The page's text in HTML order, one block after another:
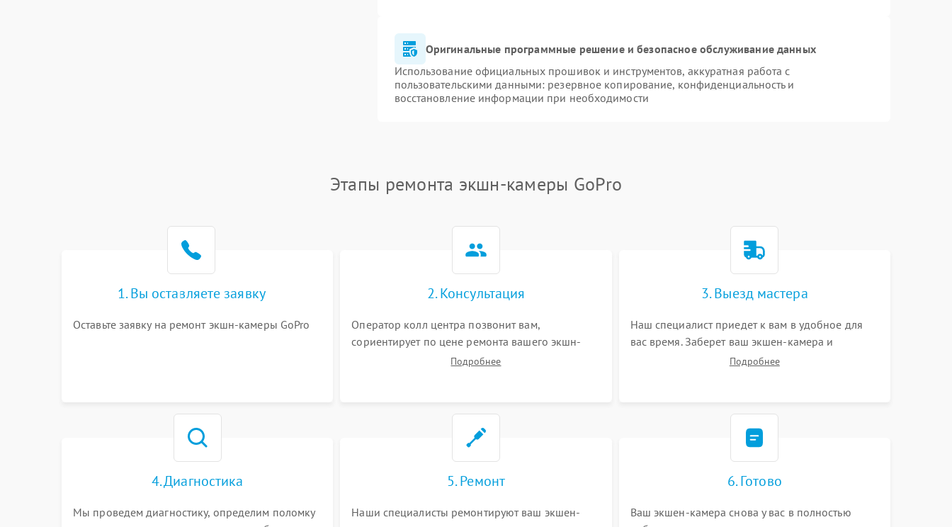
Оригинальные программные решение и безопасное обслуживание данных
Использование официальных прошивок и инструментов, аккуратная работа с
пользовательскими данными: резервное копирование, конфиденциальность и
восстановление информации при необходимости
Этапы ремонта экшн-камеры GoPro
1. Вы оставляете заявку
Оставьте заявку на ремонт экшн-камеры GoPro
2. Консультация
Оператор колл центра позвонит вам,
сориентирует по цене ремонта вашего экшн-
камеры а также ответит на все ваши вопросы.
Подробнее
3. Выезд мастера
Наш специалист приедет к вам в удобное для
вас время. Заберет ваш экшен-камера и
привезет на склад для диагностики.
Подробнее
4. Диагностика
Мы проведем диагностику, определим поломку
5. Ремонт
Наши специалисты ремонтируют ваш экшен-
6. Готово
Ваш экшен-камера снова у вас в полностью